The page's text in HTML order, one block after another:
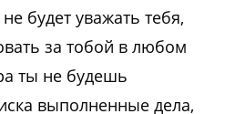
будет уважать тебя,
за тобой в любом
ты не будешь
выполненные дела,